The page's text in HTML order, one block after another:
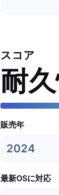
スコア
耐
販売年
2024
最新OSに対応